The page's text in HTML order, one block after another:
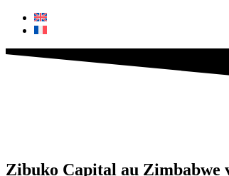
Zibuko Capital au Zimbabwe